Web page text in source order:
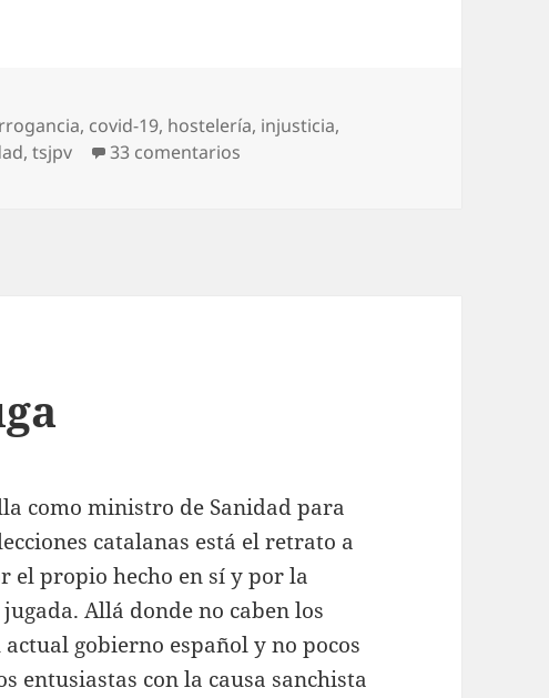
, covid-19, hostelería, injusticia,
,tsjpv 33 comentarios
como ministro de Sanidad para
catalanas está el retrato a
el propio hecho en sí y por la
Allá donde no caben los
gobierno español y no pocos
entusiastas con la causa sanchista